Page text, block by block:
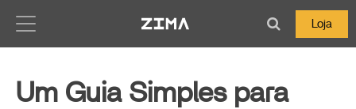
Loja
Um Guia Simples para